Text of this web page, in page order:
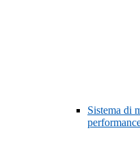
Sistema di